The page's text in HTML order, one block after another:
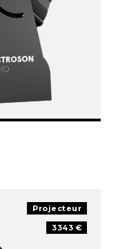
Projecteur
3343 €